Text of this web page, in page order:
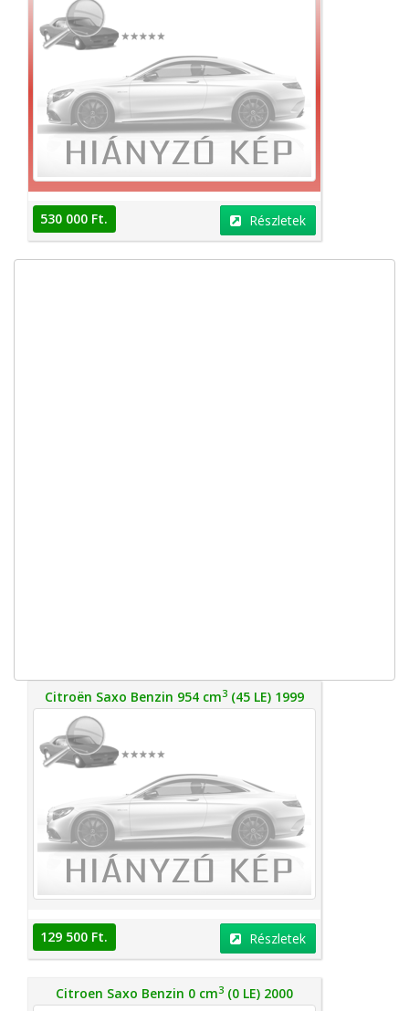
530 000 Ft. Részletek
Citroën Saxo Benzin 954 cm3 (45 LE) 1999
129 500 Ft. Részletek
Citroen Saxo Benzin 0 cm3 (0 LE) 2000